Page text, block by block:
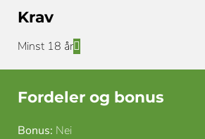
Krav
Minst 18 år
Fordeler og bonus
Bonus: Nei